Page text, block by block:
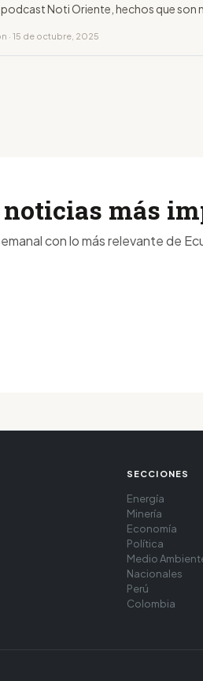
Noti Oriente, hechos que son
· 15 de octubre, 2025
noticias más
con lo más relevante de
SECCIONES
Energía
Minería
Economía
Política
Medio
Nacionales
Perú
Colombia